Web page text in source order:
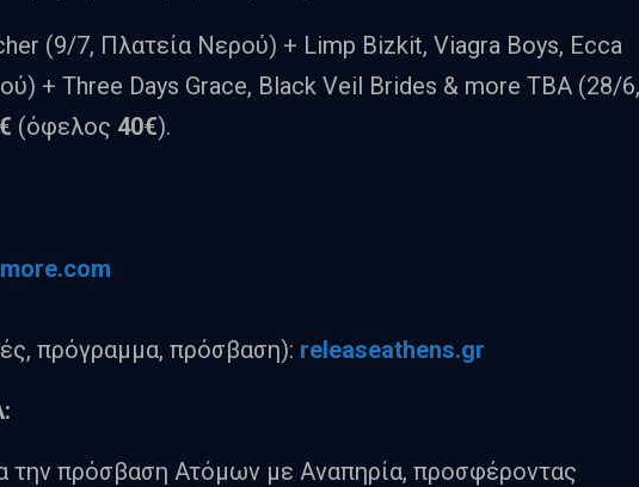
(9/7, Πλατεία Νερού) + Limp Bizkit, Viagra Boys, Ecca
+ Three Days Grace, Black Veil Brides & more TBA (28/6,
(όφελος 40€).
more.com
πρόγραμμα, πρόσβαση): releaseathens.gr
την πρόσβαση Ατόμων με Αναπηρία, προσφέροντας